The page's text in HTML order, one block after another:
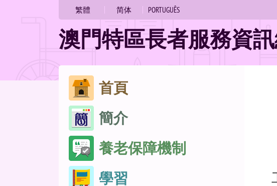
繁體 简体 PORTUGUÊS
澳門特區長者服務資
跳
至
內
容
首頁
簡介
養老保障機制
學習
位
置